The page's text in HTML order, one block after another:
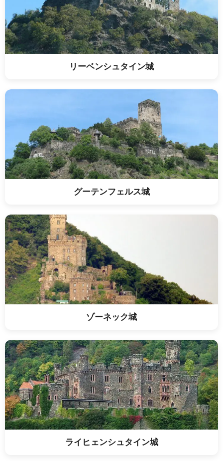
リーベンシュタイン城
グーテンフェルス城
ゾーネック城
ライヒェンシュタイン城